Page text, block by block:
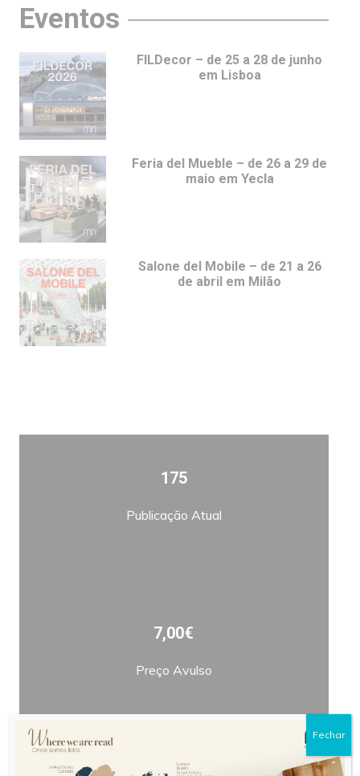
Eventos
FILDecor – de 25 a 28 de junho
em Lisboa
Feria del Mueble – de 26 a 29 de
maio em Yecla
Salone del Mobile – de 21 a 26
de abril em Milão
175
Publicação Atual
7,00€
Preço Avulso
Fechar